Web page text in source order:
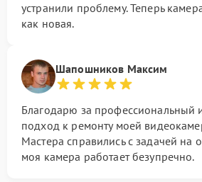
устранили проблему. Теперь
как новая.
Шапошников Максим
Благодарю за профессиональный
подход к ремонту моей
Мастера справились с задачей на
моя камера работает безупречно.